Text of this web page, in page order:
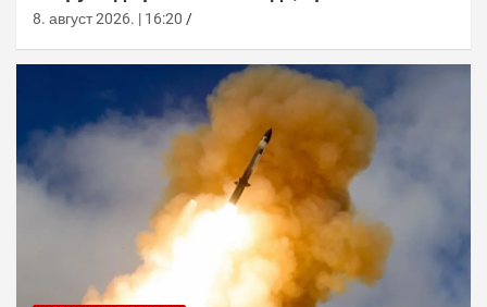
морнарица појачала праћење
8. август 2026. | 16:20